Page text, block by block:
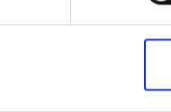
Debat om
Der serveres